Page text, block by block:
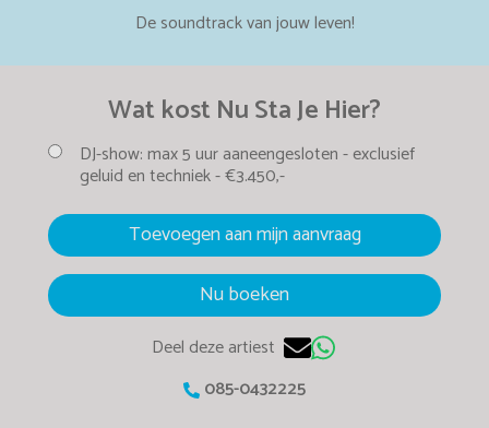
De soundtrack van jouw leven!
Wat kost Nu Sta Je Hier?
DJ-show:max 5 uur aaneengesloten -exclusief
geluid en techniek -€3.450,-
Toevoegen aan mijn aanvraag
Nu boeken
Deel deze artiest
085-0432225